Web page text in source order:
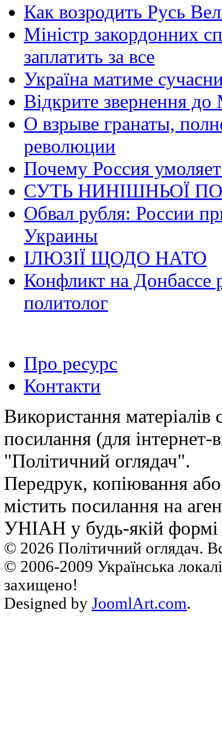
Как возродить Русь
Міністр закордонних
заплатить за все
Україна матиме
Відкрите звернення
О взрыве гранаты,
революции
Почему Россия
СУТЬ НИНІШНЬОЇ
Обвал рубля: России
Украины
ІЛЮЗІЇ ЩОДО НАТО
Конфликт на Донбассе
политолог
Про ресурс
Контакти
Використання
посилання (для інтернет-
"Політичний оглядач".
Передрук, копiювання
мiстить посилання на
УНIАН у будь-якiй формi
© 2026 Політичний оглядач.
© 2006-2009 Українська
захищено!
Designed by JoomlArt.com.